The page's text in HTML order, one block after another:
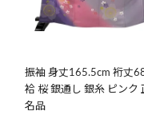
振袖 身丈165.5cm 裄丈
袷 桜 銀通し 銀糸 ピンク
名品